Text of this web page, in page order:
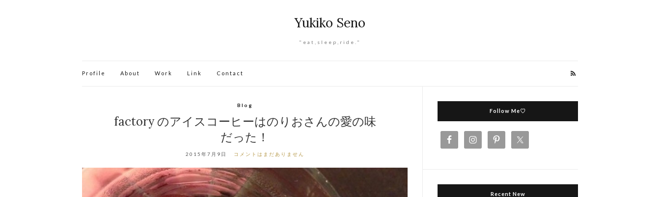
Yukiko Seno
"eat,sleep,ride."
Profile About Work Link Contact
Blog
factory のアイスコーヒーはのりおさんの愛の味
だった！
2015年7月9日 コメントはまだありません
Follow Me♡
Recent New